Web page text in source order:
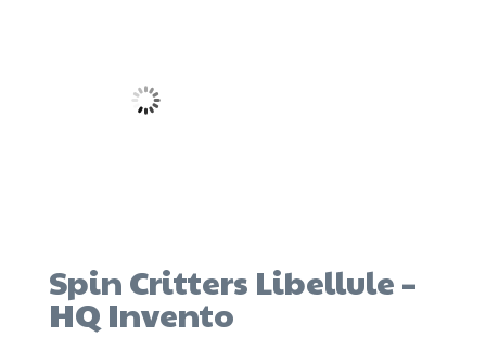
Spin Critters Libellule –
HQ Invento